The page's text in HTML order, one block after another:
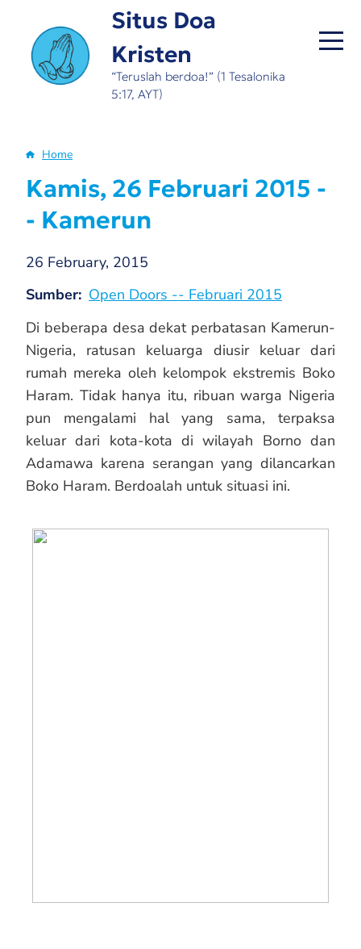
main
content
Situs Doa
Kristen
“Teruslah berdoa!” (1 Tesalonika
5:17, AYT)
Breadcrumb
Home
Kamis, 26 Februari 2015 -
- Kamerun
26 February, 2015
Sumber Open Doors -- Februari 2015
Di beberapa desa dekat perbatasan Kamerun-
Nigeria, ratusan keluarga diusir keluar dari
rumah mereka oleh kelompok ekstremis Boko
Haram. Tidak hanya itu, ribuan warga Nigeria
pun mengalami hal yang sama, terpaksa
keluar dari kota-kota di wilayah Borno dan
Adamawa karena serangan yang dilancarkan
Boko Haram. Berdoalah untuk situasi ini.